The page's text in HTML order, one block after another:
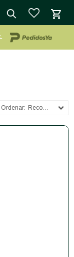
Recomendados